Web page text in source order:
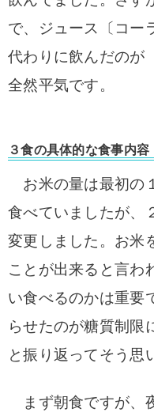
で、ジュース〔コー
代わりに飲んだのが
全然平気です。
３食の具体的な食事内容
お米の量は最初の
食べていましたが、
変更しました。お米
ことが出来ると言わ
い食べるのかは重要
らせたのが糖質制限
と振り返ってそう思
まず朝食ですが、